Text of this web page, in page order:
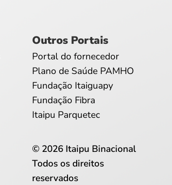
Outros Portais
Portal do fornecedor
Plano de Saúde PAMHO
Fundação Itaiguapy
Fundação Fibra
Itaipu Parquetec
© 2026 Itaipu Binacional
Todos os direitos
reservados